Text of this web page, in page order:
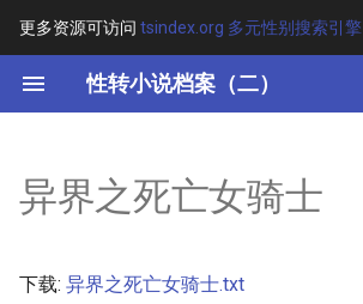
更多资源可访问 tsindex.org 多元性别搜索引擎
性转小说档案（二）
键
开
搜
其他信息
正文
异界之死亡女骑士
下载: 异界之死亡女骑士.txt